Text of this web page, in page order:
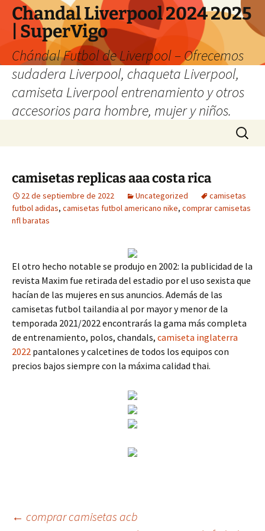
Chandal Liverpool 2024 2025
| SuperVigo
Chándal Futbol de Liverpool – Ofrecemos
sudadera Liverpool, chaqueta Liverpool,
camiseta Liverpool entrenamiento y otros
accesorios para hombre, mujer y niños.
Buscar:
camisetas replicas aaa costa rica
22 de septiembre de 2022 Uncategorized
camisetas
futbol adidas, camisetas futbol americano nike, comprar camisetas
nfl baratas
El otro hecho notable se produjo en 2002: la publicidad de la
revista Maxim fue retirada del estadio por el uso sexista que
hacían de las mujeres en sus anuncios. Además de las
camisetas futbol tailandia al por mayor y menor de la
temporada 2021/2022 encontrarás la gama más completa
de entrenamiento, polos, chandals, camiseta inglaterra
2022 pantalones y calcetines de todos los equipos con
precios bajos siempre con la máxima calidad thai.
← comprar camisetas acb